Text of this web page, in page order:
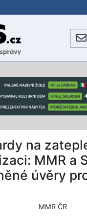
na
MMR a
úvěry
MMR ČR